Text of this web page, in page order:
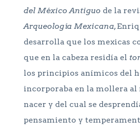
del México Antiguo de la
Arqueología Mexicana,
desarrolla que los mexicas
que en la cabeza residía el
los principios anímicos del
incorporaba en la mollera al
nacer y del cual se
pensamiento y